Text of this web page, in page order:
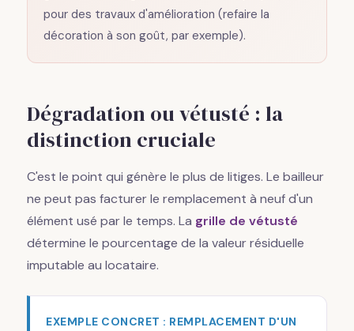
pour des travaux d'amélioration (refaire la
décoration à son goût, par exemple).
Dégradation ou vétusté : la
distinction cruciale
C'est le point qui génère le plus de litiges. Le bailleur
ne peut pas facturer le remplacement à neuf d'un
élément usé par le temps. La grille de vétusté
détermine le pourcentage de la valeur résiduelle
imputable au locataire.
EXEMPLE CONCRET : REMPLACEMENT D'UN